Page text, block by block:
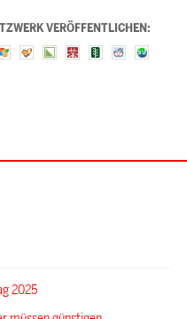
VERÖFFENTLICHEN:
2025